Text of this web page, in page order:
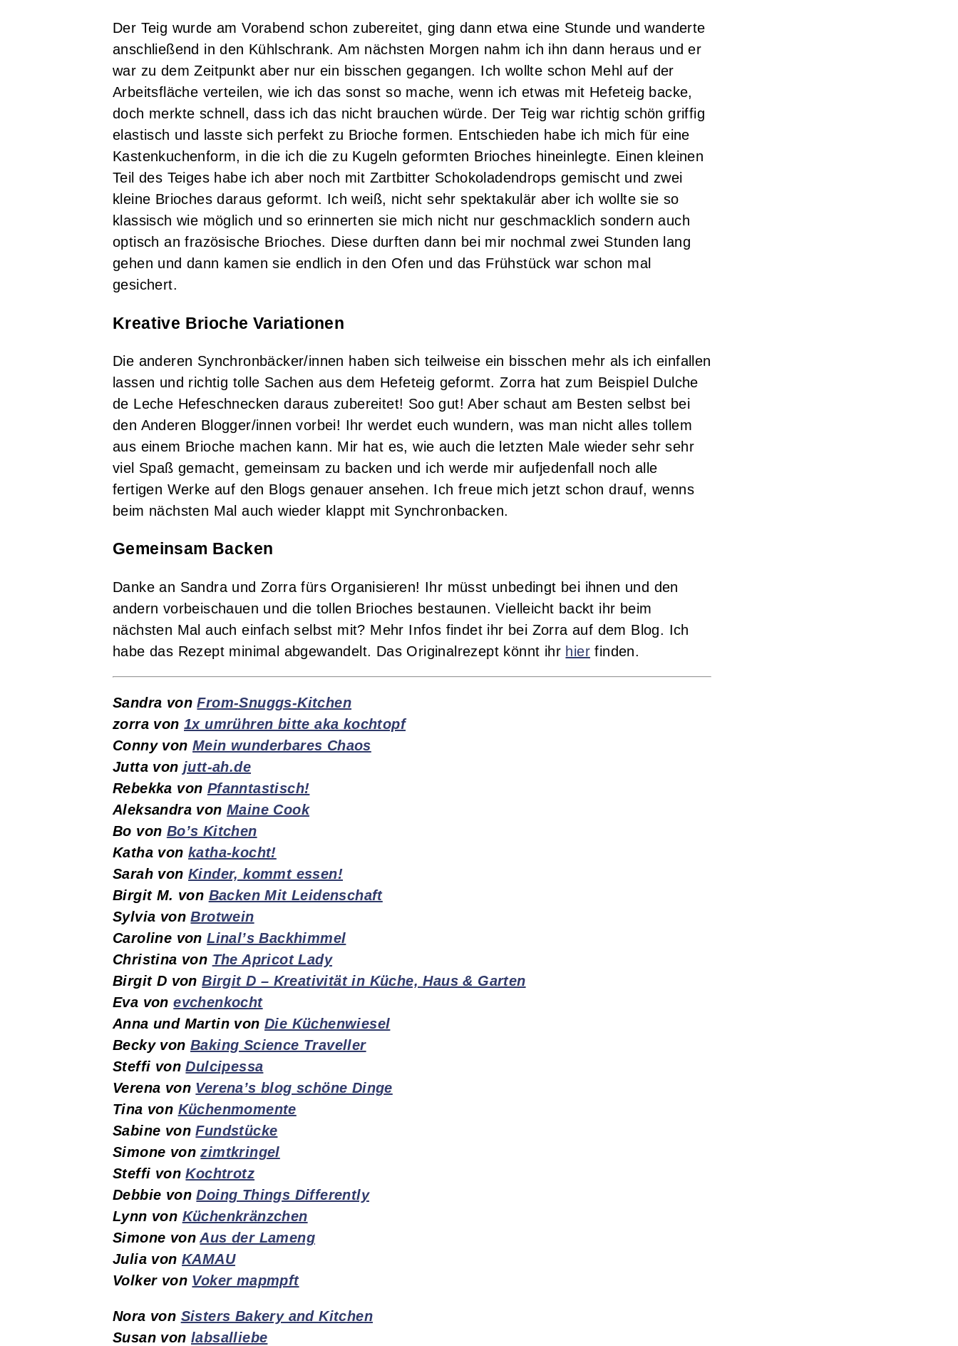
Der Teig wurde am Vorabend schon zubereitet, ging dann etwa eine Stunde und wanderte
anschließend in den Kühlschrank. Am nächsten Morgen nahm ich ihn dann heraus und er
war zu dem Zeitpunkt aber nur ein bisschen gegangen. Ich wollte schon Mehl auf der
Arbeitsfläche verteilen, wie ich das sonst so mache, wenn ich etwas mit Hefeteig backe,
doch merkte schnell, dass ich das nicht brauchen würde. Der Teig war richtig schön griffig
elastisch und lasste sich perfekt zu Brioche formen. Entschieden habe ich mich für eine
Kastenkuchenform, in die ich die zu Kugeln geformten Brioches hineinlegte. Einen kleinen
Teil des Teiges habe ich aber noch mit Zartbitter Schokoladendrops gemischt und zwei
kleine Brioches daraus geformt. Ich weiß, nicht sehr spektakulär aber ich wollte sie so
klassisch wie möglich und so erinnerten sie mich nicht nur geschmacklich sondern auch
optisch an frazösische Brioches. Diese durften dann bei mir nochmal zwei Stunden lang
gehen und dann kamen sie endlich in den Ofen und das Frühstück war schon mal
gesichert.
Kreative Brioche Variationen
Die anderen Synchronbäcker/innen haben sich teilweise ein bisschen mehr als ich einfallen
lassen und richtig tolle Sachen aus dem Hefeteig geformt. Zorra hat zum Beispiel Dulche
de Leche Hefeschnecken daraus zubereitet! Soo gut! Aber schaut am Besten selbst bei
den Anderen Blogger/innen vorbei! Ihr werdet euch wundern, was man nicht alles tollem
aus einem Brioche machen kann. Mir hat es, wie auch die letzten Male wieder sehr sehr
viel Spaß gemacht, gemeinsam zu backen und ich werde mir aufjedenfall noch alle
fertigen Werke auf den Blogs genauer ansehen. Ich freue mich jetzt schon drauf, wenns
beim nächsten Mal auch wieder klappt mit Synchronbacken.
Gemeinsam Backen
Danke an Sandra und Zorra fürs Organisieren! Ihr müsst unbedingt bei ihnen und den
andern vorbeischauen und die tollen Brioches bestaunen. Vielleicht backt ihr beim
nächsten Mal auch einfach selbst mit? Mehr Infos findet ihr bei Zorra auf dem Blog. Ich
habe das Rezept minimal abgewandelt. Das Originalrezept könnt ihr hier finden.
Sandra vonFrom-Snuggs-Kitchen
zorra von1x umrühren bitte aka kochtopf
Conny vonMein wunderbares Chaos
Jutta vonjutt-ah.de
Rebekka von Pfanntastisch!
Aleksandra von Maine Cook
Bo von Bo’s Kitchen
Katha vonkatha-kocht!
Sarah vonKinder, kommt essen!
Birgit M. von Backen Mit Leidenschaft
Sylvia vonBrotwein
Caroline vonLinal’s Backhimmel
Christina von The Apricot Lady
Birgit D vonBirgit D – Kreativität in Küche, Haus & Garten
Eva vonevchenkocht
Anna und Martin von Die Küchenwiesel
Becky vonBaking Science Traveller
Steffi vonDulcipessa
Verena von Verena’s blog schöne Dinge
Tina von Küchenmomente
Sabine vonFundstücke
Simone vonzimtkringel
Steffi vonKochtrotz
Debbie vonDoing Things Differently
Lynn von Küchenkränzchen
Simone vonAus der Lameng
Julia vonKAMAU
Volker von Voker mapmpft
Nora von Sisters Bakery and Kitchen
Susan vonlabsalliebe